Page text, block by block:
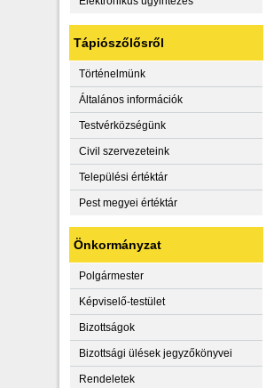
Tápiószőlősről
Történelmünk
Általános információk
Testvérközségünk
Civil szervezeteink
Települési értéktár
Pest megyei értéktár
Önkormányzat
Polgármester
Képviselő-testület
Bizottságok
Bizottsági ülések jegyzőkönyvei
Rendeletek